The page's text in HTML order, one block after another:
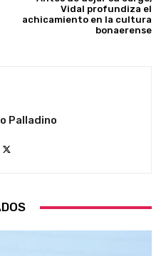
Vidal profundiza el
achicamiento en la cultura
bonaerense
Palladino